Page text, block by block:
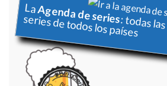
LaAgenda de series: todas las
series de todos los países